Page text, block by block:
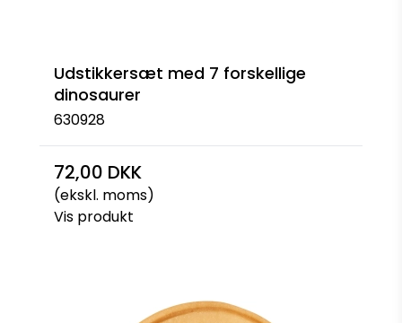
Udstikkersæt med 7 forskellige
dinosaurer
630928
72,00 DKK
(ekskl. moms)
Vis produkt